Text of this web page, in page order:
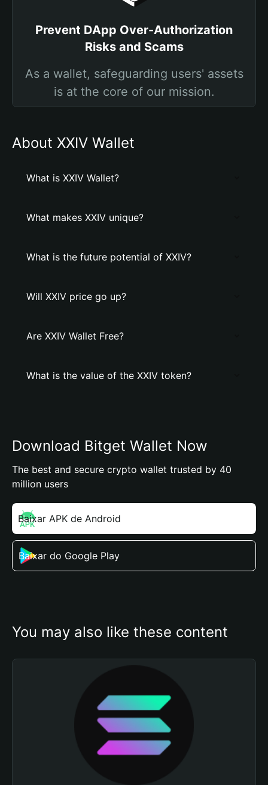
Prevent DApp Over-Authorization
Risks and Scams
As a wallet, safeguarding users' assets
is at the core of our mission.
About XXIV Wallet
What is XXIV Wallet?
What makes XXIV unique?
What is the future potential of XXIV?
Will XXIV price go up?
Are XXIV Wallet Free?
What is the value of the XXIV token?
Download Bitget Wallet Now
The best and secure crypto wallet trusted by 40
million users
Baixar APK de Android
Baixar do Google Play
You may also like these content